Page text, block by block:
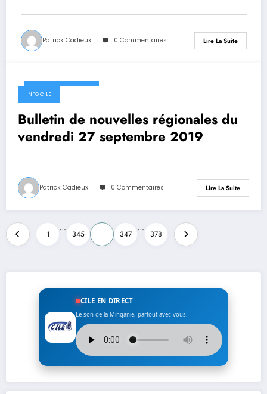
Patrick Cadieux 0 Commentaires Lire La Suite
27 septembre 2019
INFO CILE
Bulletin de nouvelles régionales du
vendredi 27 septembre 2019
Patrick Cadieux 0 Commentaires Lire La Suite
Pagination
des
publications
1
…
345 347
…
378
CILE EN DIRECT
Le son de la Minganie, partout avec vous.